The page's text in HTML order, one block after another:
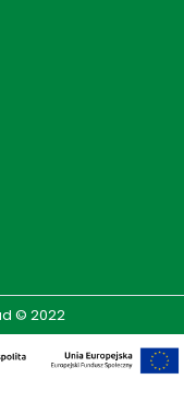
© 2022